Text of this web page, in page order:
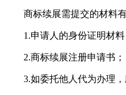
商标续展需提交的材料有
1.申请人的身份证明材料
2.商标续展注册申请书；
3.如委托他人代为办理，